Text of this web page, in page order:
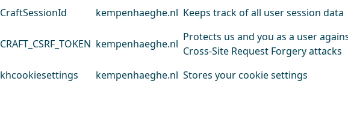
CraftSessionId
kempenhaeghe.nl Keeps track of all user session data
CRAFT_CSRF_TOKEN kempenhaeghe.nl
Protects us and you as a user
Cross-Site Request Forgery attacks
khcookiesettings kempenhaeghe.nl Stores your cookie settings